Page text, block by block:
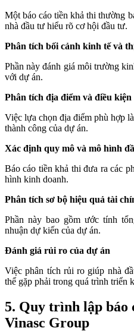
Một báo cáo tiền khả thi thường
nhà đầu tư hiểu rõ cơ hội đầu tư.
Phân tích bối cảnh kinh tế và
Phần này đánh giá môi trường
với dự án.
Phân tích địa điểm và điều
Việc lựa chọn địa điểm phù hợp
thành công của dự án.
Xác định quy mô và mô hình
Báo cáo tiền khả thi đưa ra các
hình kinh doanh.
Phân tích sơ bộ hiệu quả tài
Phần này bao gồm ước tính
nhuận dự kiến của dự án.
Đánh giá rủi ro của dự án
Việc phân tích rủi ro giúp nhà
thể gặp phải trong quá trình triển
5. Quy trình lập báo
Vinasc Group